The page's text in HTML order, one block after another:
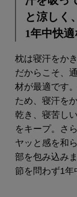
と涼しく
1年中快適
枕は寝汗をか
だからこそ、
材が最適です
ため、寝汗を
乾き、寝苦し
をキープ。さ
ヤッと感を和
部を包み込み
節を問わず1年